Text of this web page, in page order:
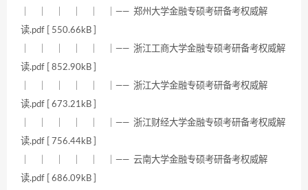
｜ ｜ ｜ ｜ ｜ ｜—— 郑州大学金融专硕考研备考权威解
读.pdf [ 550.66kB ]
｜ ｜ ｜ ｜ ｜ ｜—— 浙江工商大学金融专硕考研备考权威解
读.pdf [ 852.90kB ]
｜ ｜ ｜ ｜ ｜ ｜—— 浙江大学金融专硕考研备考权威解
读.pdf [ 673.21kB ]
｜ ｜ ｜ ｜ ｜ ｜—— 浙江财经大学金融专硕考研备考权威解
读.pdf [ 756.44kB ]
｜ ｜ ｜ ｜ ｜ ｜—— 云南大学金融专硕考研备考权威解
读.pdf [ 686.09kB ]